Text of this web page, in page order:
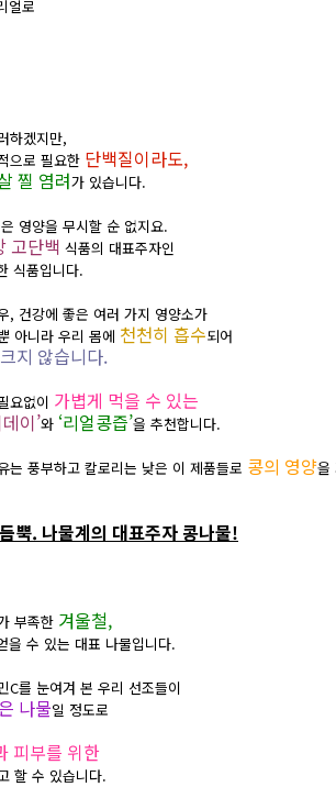
얼로
하겠지만,
으로 필요한 단백질이라도,
찔 염려가 있습니다.
영양을 무시할 순 없지요.
고단백 식품의 대표주자인
식품입니다.
, 건강에 좋은 여러 가지 영양소가
아니라 우리 몸에 천천히 흡수되어
지 않습니다.
요없이 가볍게 먹을 수 있는
이’와 ‘리얼콩즙’을 추천합니다.
는 풍부하고 칼로리는 낮은 이 제품들로 콩의 영양을
뿍. 나물계의 대표주자 콩나물!
부족한 겨울철,
을 수 있는 대표 나물입니다.
C를 눈여겨 본 우리 선조들이
나물일 정도로
피부를 위한
할 수 있습니다.